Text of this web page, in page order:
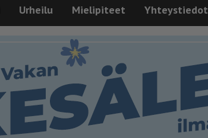
Urheilu Mielipiteet Yhteystiedot